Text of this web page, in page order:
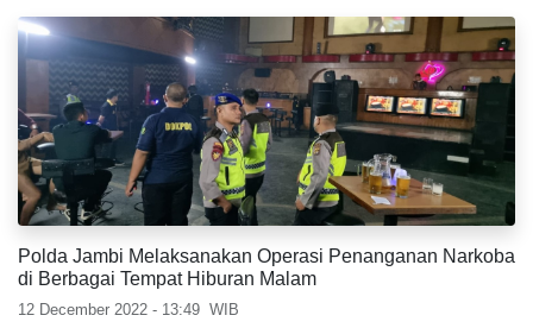
Polda Jambi Melaksanakan Operasi Penanganan Narkoba
di Berbagai Tempat Hiburan Malam
12 December 2022 - 13:49 WIB